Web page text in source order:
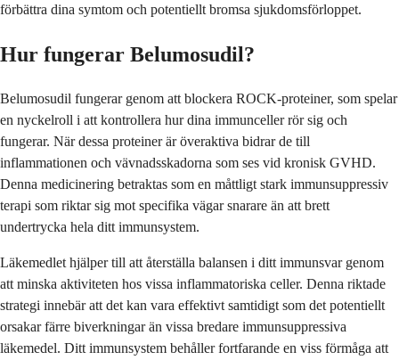
förbättra dina symtom och potentiellt bromsa sjukdomsförloppet.
Hur fungerar Belumosudil?
Belumosudil fungerar genom att blockera ROCK-proteiner, som spelar
en nyckelroll i att kontrollera hur dina immunceller rör sig och
fungerar. När dessa proteiner är överaktiva bidrar de till
inflammationen och vävnadsskadorna som ses vid kronisk GVHD.
Denna medicinering betraktas som en måttligt stark immunsuppressiv
terapi som riktar sig mot specifika vägar snarare än att brett
undertrycka hela ditt immunsystem.
Läkemedlet hjälper till att återställa balansen i ditt immunsvar genom
att minska aktiviteten hos vissa inflammatoriska celler. Denna riktade
strategi innebär att det kan vara effektivt samtidigt som det potentiellt
orsakar färre biverkningar än vissa bredare immunsuppressiva
läkemedel. Ditt immunsystem behåller fortfarande en viss förmåga att